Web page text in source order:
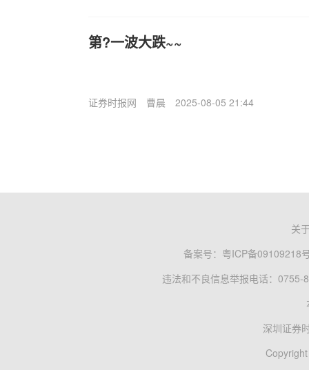
第?一波大跌~~
证券时报网 曹晨 2025-08-05 21:44
关
备案号： 粤ICP备09109218
违法和不良信息举报电话：0755-
深圳证券